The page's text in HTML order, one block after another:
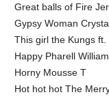
Great balls of Fire
Gypsy Woman
This girl the Kungs
Happy Pharell
Horny Mousse T
Hot hot hot The